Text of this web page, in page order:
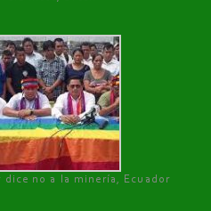
dice no a la minería, Ecuador